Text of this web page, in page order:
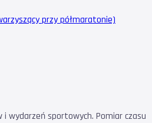
przy półmaratonie)
i wydarzeń sportowych. Pomiar czasu